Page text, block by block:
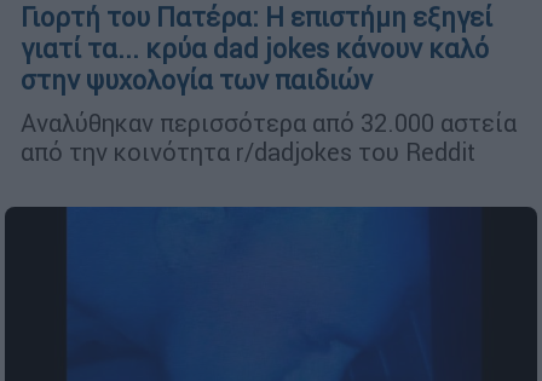
Γιορτή του Πατέρα: Η επιστήμη εξηγεί
γιατί τα... κρύα dad jokes κάνουν καλό
στην ψυχολογία των παιδιών
Αναλύθηκαν περισσότερα από 32.000 αστεία
από την κοινότητα r/dadjokes του Reddit